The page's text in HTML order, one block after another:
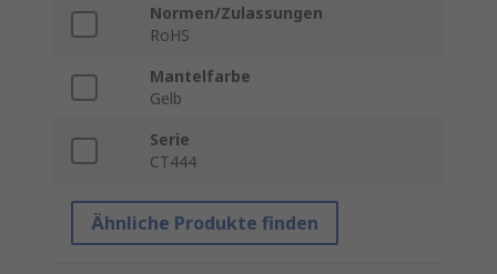
Normen/Zulassungen
RoHS
Mantelfarbe
Gelb
Serie
CT444
Ähnliche Produkte finden